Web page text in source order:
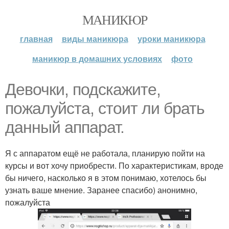
МАНИКЮР
главная виды маникюра
уроки маникюра
маникюр в домашних условиях
фото
Девочки, подскажите,
пожалуйста, стоит ли брать
данный аппарат.
Я с аппаратом ещё не работала, планирую пойти на
курсы и вот хочу приобрести. По характеристикам, вроде
бы ничего, насколько я в этом понимаю, хотелось бы
узнать ваше мнение. Заранее спасибо) анонимно,
пожалуйста